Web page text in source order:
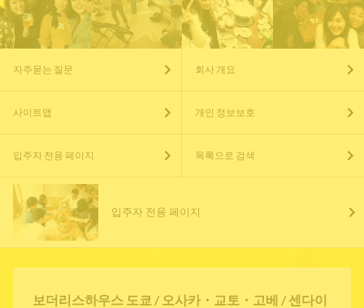
보더리스하우스 도쿄 / 오사카・교토・고베 / 센다이
자주묻는 질문 회사 개요
사이트맵 개인 정보보호
입주자 전용 페이지 목록으로 검색
입주자 전용 페이지